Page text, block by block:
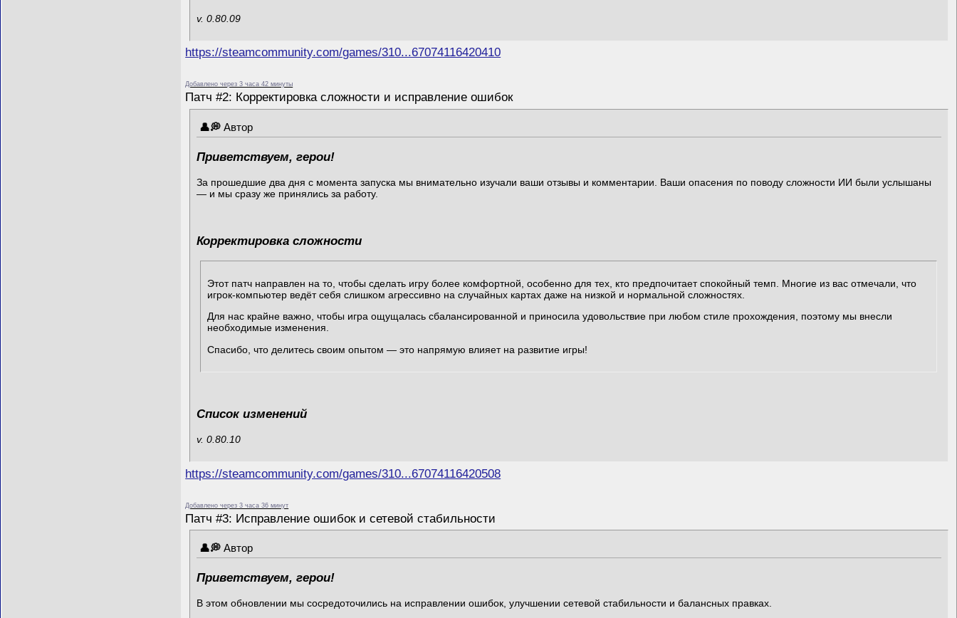
v. 0.80.09
https://steamcommunity.com/games/310...67074116420410
Добавлено через 3 часа 42 минуты
Патч #2: Корректировка сложности и исправление ошибок
Автор
Приветствуем, герои!
За прошедшие два дня с момента запуска мы внимательно изучали ваши отзывы и комментарии. Ваши опасения по поводу сложности ИИ были услышаны
— и мы сразу же принялись за работу.
Корректировка сложности
Этот патч направлен на то, чтобы сделать игру более комфортной, особенно для тех, кто предпочитает спокойный темп. Многие из вас отмечали, что
игрок-компьютер ведёт себя слишком агрессивно на случайных картах даже на низкой и нормальной сложностях.
Для нас крайне важно, чтобы игра ощущалась сбалансированной и приносила удовольствие при любом стиле прохождения, поэтому мы внесли
необходимые изменения.
Спасибо, что делитесь своим опытом — это напрямую влияет на развитие игры!
Список изменений
v. 0.80.10
https://steamcommunity.com/games/310...67074116420508
Добавлено через 3 часа 36 минут
Патч #3: Исправление ошибок и сетевой стабильности
Автор
Приветствуем, герои!
В этом обновлении мы сосредоточились на исправлении ошибок, улучшении сетевой стабильности и балансных правках.